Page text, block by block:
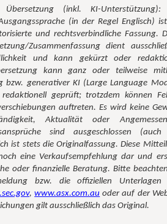
Übersetzung (inkl. KI-Unterstützung):
(in der Regel Englisch)
und rechtsverbindliche Fassung.
Zusammenfassung dient
und kann gekürzt oder
kann ganz oder teilweise
bzw. generativer KI (Large Language
geprüft; trotzdem können
auftreten. Es wird keine
Aktualität oder
sind ausgeschlossen
ist stets die Originalfassung. Diese
eine Verkaufsempfehlung dar und
oder finanzielle Beratung. Bitte
bzw. die offiziellen Unterlagen
,www.asx.com.au oder auf der
gilt ausschließlich das Original.